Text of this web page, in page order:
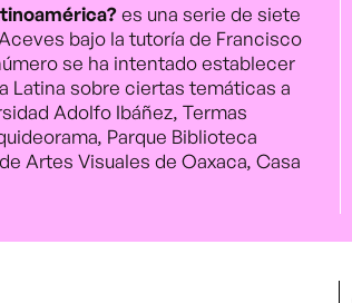
es una serie de siete
bajo la tutoría de Francisco
se ha intentado establecer
Latina sobre ciertas temáticas a
Adolfo Ibáñez, Termas
Parque Biblioteca
Artes Visuales de Oaxaca, Casa